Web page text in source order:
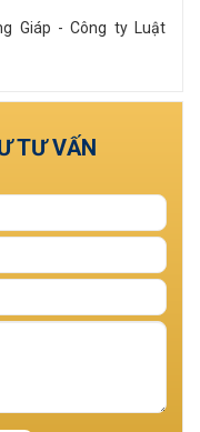
Giáp - Công ty Luật
Xem tất cả
TƯ VẤN